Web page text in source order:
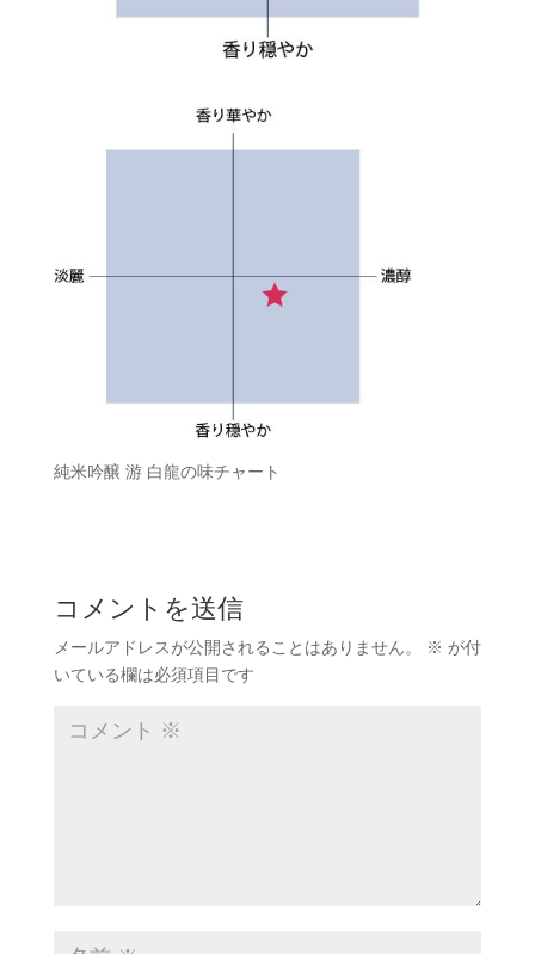
純米吟醸 游 白龍の味チャート
コメントを送信
メールアドレスが公開されることはありません。 ※ が付
いている欄は必須項目です